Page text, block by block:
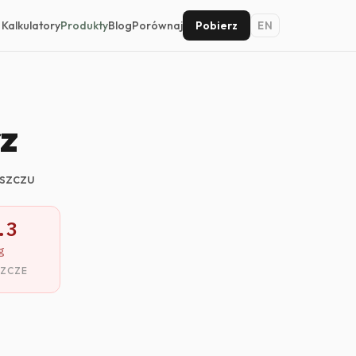
KalkulatoryProduktyBlogPorównaj Pobierz EN